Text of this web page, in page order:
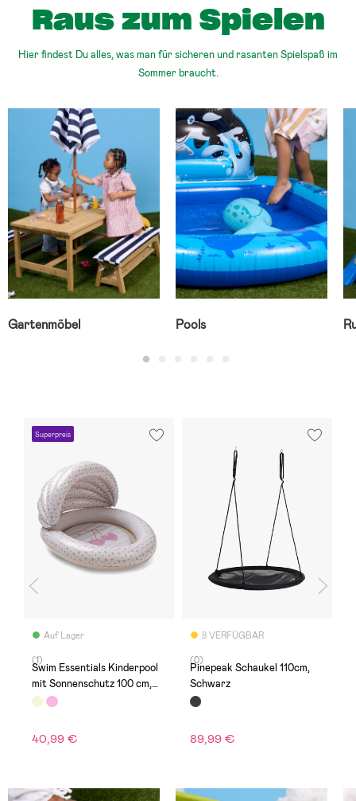
Raus zum Spielen
Hier findest Du alles, was man für sicheren und rasanten Spielspaß im
Sommer braucht.
Gartenmöbel Pools
Superpreis
Auf Lager
(1)
Swim Essentials Kinderpool
mit Sonnenschutz 100 cm,
Cozy Hearts
40,99 €
8 VERFÜGBAR
(0)
Pinepeak Schaukel 110cm,
Schwarz
89,99 €